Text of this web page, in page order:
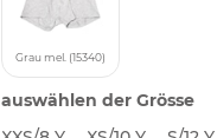
Grau mel. (15340)
auswählen der Grösse